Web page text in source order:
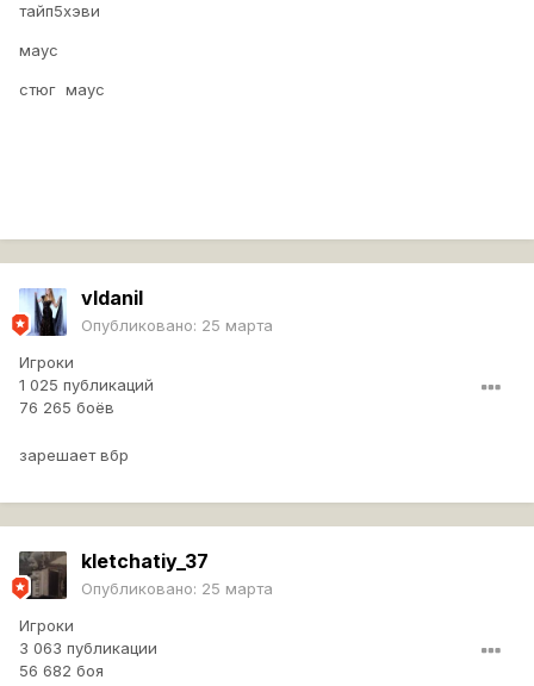
тайп5хэви
маус
стюг маус
vldanil
Опубликовано: 25 марта
Игроки
1 025 публикаций
76 265 боёв
зарешает вбр
kletchatiy_37
Опубликовано: 25 марта
Игроки
3 063 публикации
56 682 боя